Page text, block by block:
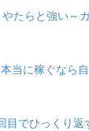
たらと強い～
当に稼ぐなら
目でひっくり